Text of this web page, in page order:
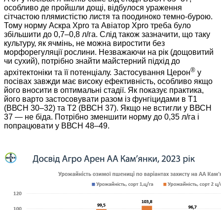
особливо де пройшли дощі, відбулося ураження
сітчастою плямистістю листя та поодиноко темно-бурою.
Тому норму Аскра Xpro та Авіатор Xpro треба було
збільшити до 0,7–0,8 л/га. Слід також зазначити, що таку
культуру, як ячмінь, не можна виростити без
морфорегуляції рослини. Незважаючи на рік (дощовитий
чи сухий), потрібно знайти майстерний підхід до
архітектоніки та її потенціалу. Застосування Церон® у
посівах завжди має високу ефективність, особливо якщо
його вносити в оптимальні стадії. Як показує практика,
його варто застосовувати разом із фунгіцидами в Т1
(ВВСН 30–32) та Т2 (ВВСН 37). Якщо не встигли у ВВСН
37 — не біда. Потрібно зменшити норму до 0,35 л/га і
попрацювати у ВВСН 48–49.